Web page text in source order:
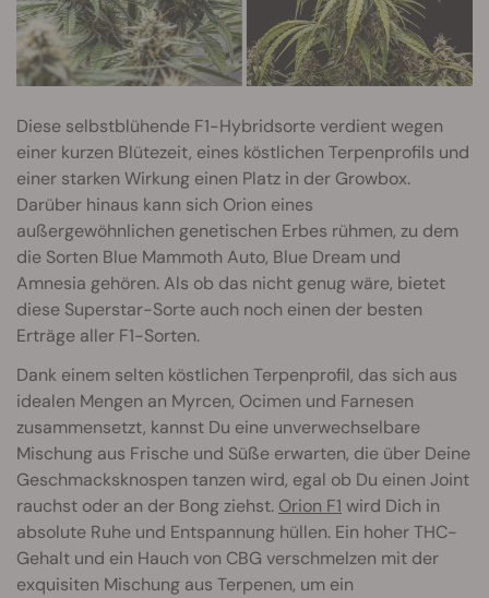
Diese selbstblühende F1-Hybridsorte verdient wegen
einer kurzen Blütezeit, eines köstlichen Terpenprofils und
einer starken Wirkung einen Platz in der Growbox.
Darüber hinaus kann sich Orion eines
außergewöhnlichen genetischen Erbes rühmen, zu dem
die Sorten Blue Mammoth Auto, Blue Dream und
Amnesia gehören. Als ob das nicht genug wäre, bietet
diese Superstar-Sorte auch noch einen der besten
Erträge aller F1-Sorten.
Dank einem selten köstlichen Terpenprofil, das sich aus
idealen Mengen an Myrcen, Ocimen und Farnesen
zusammensetzt, kannst Du eine unverwechselbare
Mischung aus Frische und Süße erwarten, die über Deine
Geschmacksknospen tanzen wird, egal ob Du einen Joint
rauchst oder an der Bong ziehst. Orion F1 wird Dich in
absolute Ruhe und Entspannung hüllen. Ein hoher THC-
Gehalt und ein Hauch von CBG verschmelzen mit der
exquisiten Mischung aus Terpenen, um ein